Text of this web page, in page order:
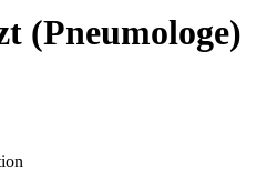
(Pneumologe)